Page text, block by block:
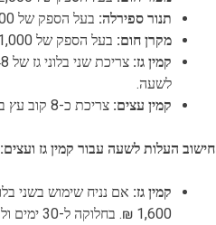
תנור ספירלה: בעל הספק של 2,100 וואט, עם עלות של כ-1.30 ₪ לשעה.
מקרן חום: בעל הספק של 1,000–1,200 וואט, עם עלות של 0.62–0.75 ₪ לשעה.
קמין גז:
לשעה.
קמין עצים: צריכת כ-8 קוב עץ בעונה, בעלות של 450–500 ₪ לקוב, מתורגמת לעלות של 16.67–20.83 ₪ לשעה.
חישוב העלות לשעה עבור קמין גז ועצים:
קמין גז:
1,600 ₪. בחלוקה ל-30 ימים ול-10 שעות שימוש ביום, מתקבלת עלות של 3.33–5.33 ₪ לשעה.